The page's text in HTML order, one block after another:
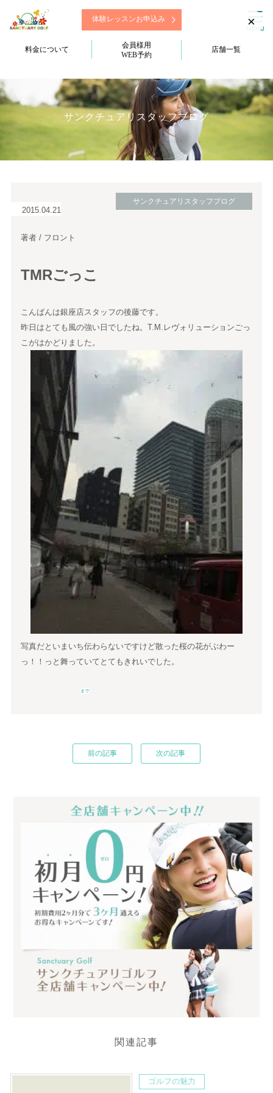
体験レッスンお申込み
料金について
会員様用
WEB予約
店舗一覧
サンクチュアリスタッフブログ
2015.04.21
サンクチュアリスタッフブログ
著者 / フロント
TMRごっこ
こんばんは銀座店スタッフの後藤です。
昨日はとても風の強い日でしたね。T.M.レヴォリューションごっ
こがはかどりました。
写真だといまいち伝わらないですけど散った桜の花がぶわー
っ！！っと舞っていてとてもきれいでした。
前の記事 次の記事
まで
関連記事
ゴルフの魅力
×